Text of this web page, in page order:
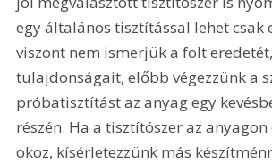
egy általános tisztítással lehet csak
viszont nem ismerjük a folt
tulajdonságait, előbb végezzünk a
próbatisztítást az anyag egy
részén. Ha a tisztítószer az
okoz, kísérletezzünk más